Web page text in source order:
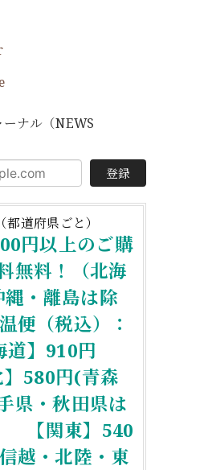
ナル（NEWS
登録
都道府県ごと）
円以上のご購
無料！（北海
・離島は除
便（税込）：
道】910円
】580円(青森
県・秋田県は
【関東】540
越・北陸・東